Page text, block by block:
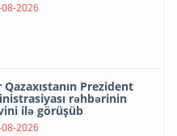
2026
Qazaxıstanın Prezident
rəhbərinin
ilə görüşüb
2026